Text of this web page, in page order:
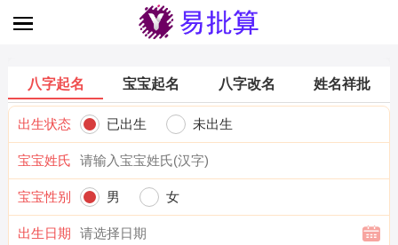
八字起名 宝宝起名 八字改名 姓名祥批
出生状态 已出生 未出生
宝宝姓氏
宝宝性别 男 女
出生日期